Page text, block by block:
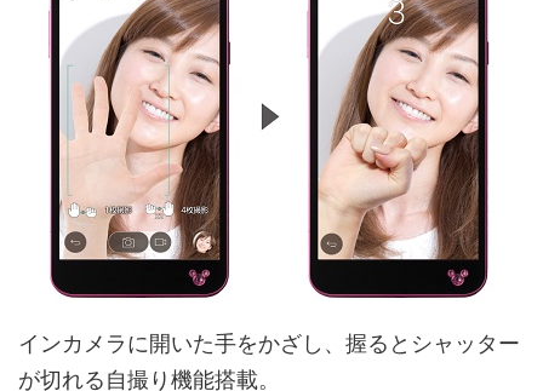
インカメラに開いた手をかざし、握るとシャッター
が切れる自撮り機能搭載。